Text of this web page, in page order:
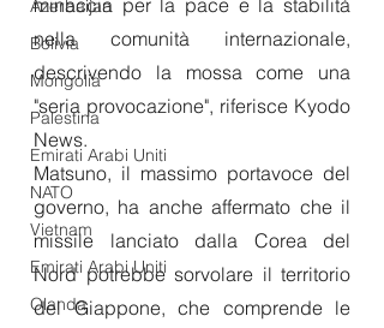
Azerbaijan
Bolivia
Mongolia
Palestina
Emirati Arabi Uniti
NATO
Vietnam
Emirati Arabi Uniti
Olanda
minaccia per la pace e la stabilità
nella comunità internazionale,
descrivendo la mossa come una
"seria provocazione", riferisce Kyodo
News.
Matsuno, il massimo portavoce del
governo, ha anche affermato che il
missile lanciato dalla Corea del
Nord potrebbe sorvolare il territorio
del Giappone, che comprende le